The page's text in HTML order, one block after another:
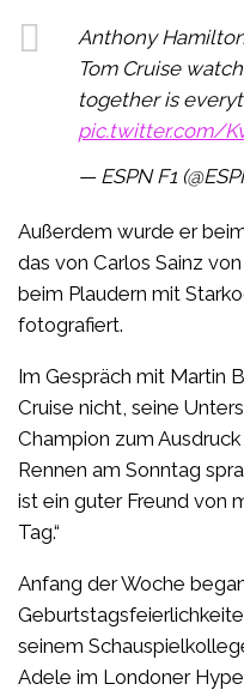
Anthony
Tom Cruise
together is
pic.twitter.com/
— ESPN F1
Außerdem wurde er
das von Carlos Sainz
beim Plaudern mit
fotografiert.
Im Gespräch mit Martin
Cruise nicht, seine
Champion zum
Rennen am Sonntag
ist ein guter Freund von
Tag.“
Anfang der Woche
seinem
Adele im Londoner